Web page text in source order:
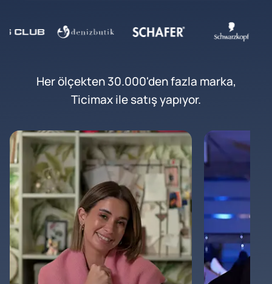
Her ölçekten 30.000'den fazla marka,
Ticimax ile satış yapıyor.